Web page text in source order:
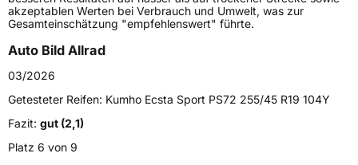
FahrzeugtypPKW
Verwendung
Sommerreifen
ModellnameEcsta Sport PS72
Fahrzeugart
Weitere Eigenschaften
akzeptablen Werten bei Verbrauch und Umwelt, was zur
Gesamteinschätzung "empfehlenswert" führte.
Auto Bild Allrad
03/2026
Getesteter Reifen: Kumho Ecsta Sport PS72 255/45 R19 104Y
Fazit: gut (2,1)
Platz 6 von 9